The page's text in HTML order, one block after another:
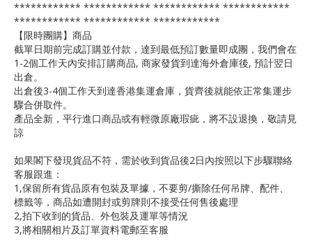
************ ************ ************ ************
************ ************ ************
【限時團購】商品
截單日期前完成訂購並付款，達到最低預訂數量即成團，我們會在
1-2個工作天內安排訂購商品, 商家發貨到達海外倉庫後, 預計翌日
出倉。
出倉後3-4個工作天到達香港集運倉庫，貨齊後就能依正常集運步
驟合併取件。
產品全新，平行進口商品或有輕微原廠瑕疵，將不設退換，敬請見
諒
如果閣下發現貨品不符，需於收到貨品後2日內按照以下步驟聯絡
客服跟進：
1,保留所有貨品原有包裝及單據，不要剪/撕除任何吊牌、配件、
標籤等，商品如遭開封或剪牌則不接受任何售後處理
2,拍下收到的貨品、外包裝及運單等情況
3,將相關相片及訂單資料電郵至客服